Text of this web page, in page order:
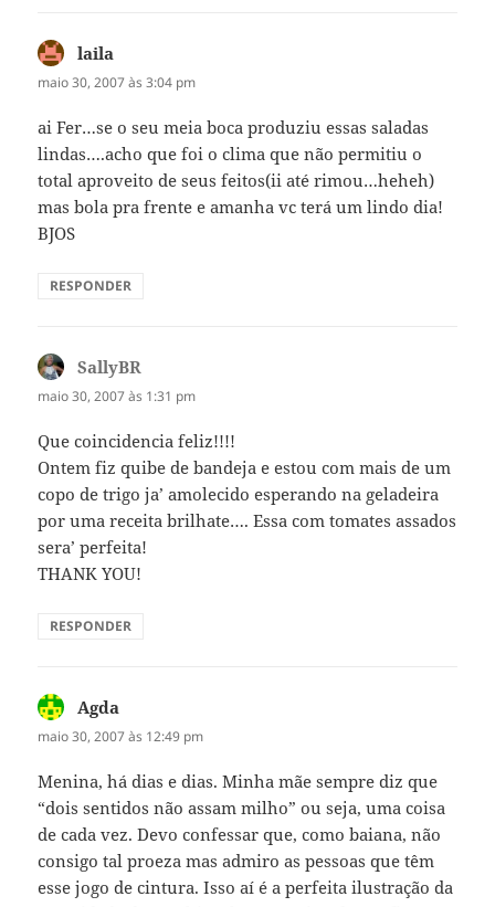
laila
maio 30, 2007 às 3:04 pm
ai Fer…se o seu meia boca produziu essas saladas
lindas….acho que foi o clima que não permitiu o
total aproveito de seus feitos(ii até rimou…heheh)
mas bola pra frente e amanha vc terá um lindo dia!
BJOS
RESPONDER
SallyBR
maio 30, 2007 às 1:31 pm
Que coincidencia feliz!!!!
Ontem fiz quibe de bandeja e estou com mais de um
copo de trigo ja’ amolecido esperando na geladeira
por uma receita brilhate…. Essa com tomates assados
sera’ perfeita!
THANK YOU!
RESPONDER
Agda
maio 30, 2007 às 12:49 pm
Menina, há dias e dias. Minha mãe sempre diz que
“dois sentidos não assam milho” ou seja, uma coisa
de cada vez. Devo confessar que, como baiana, não
consigo tal proeza mas admiro as pessoas que têm
esse jogo de cintura. Isso aí é a perfeita ilustração da